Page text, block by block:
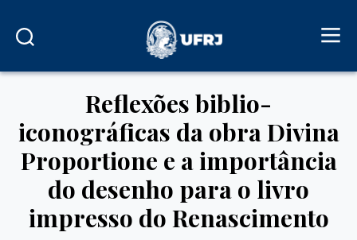
Reflexões biblio-
iconográficas da obra Divina
Proportione e a importância
do desenho para o livro
impresso do Renascimento